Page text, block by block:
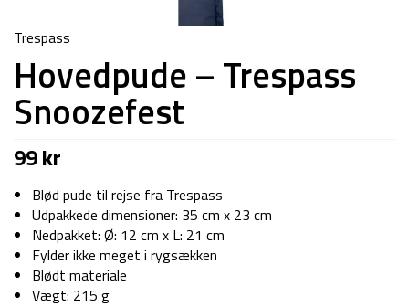
Trespass
Hovedpude – Trespass
Snoozefest
99kr
Blød pude til rejse fra Trespass
Udpakkede dimensioner: 35 cm x 23 cm
Nedpakket: Ø: 12 cm x L: 21 cm
Fylder ikke meget i rygsækken
Blødt materiale
Vægt: 215 g